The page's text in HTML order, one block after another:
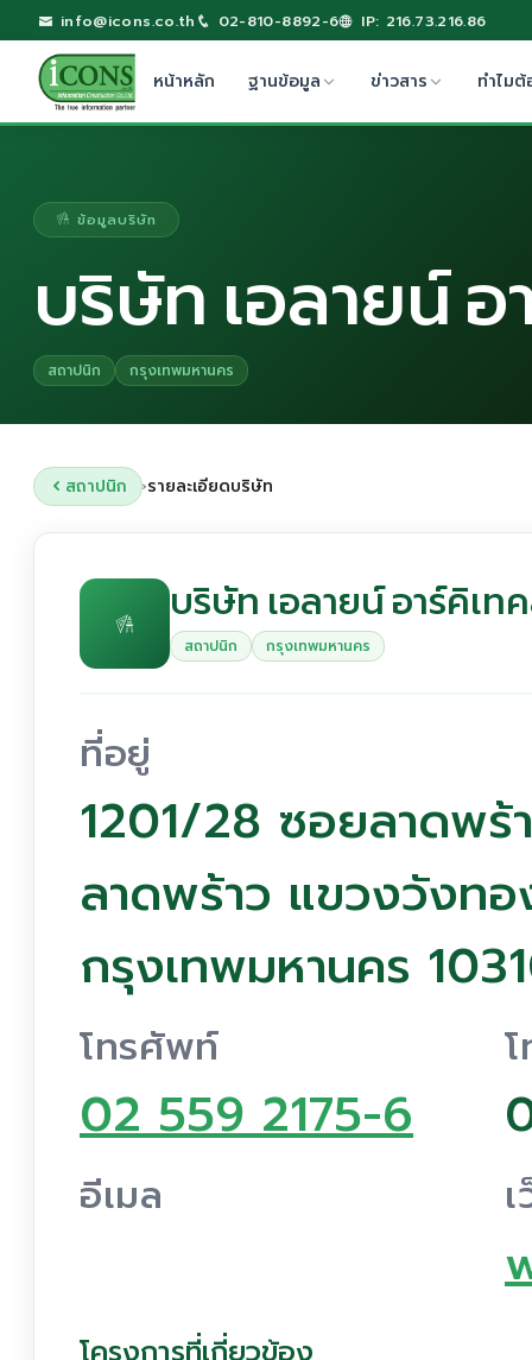
info@icons.co.th 02-810-8892-6 IP: 216.73.216.86
หน้าหลัก ฐานข้อมูล ข่าวสาร ทำไมต้
ข้อมูลบริษัท
บริษัท เอลายน์
สถาปนิก กรุงเทพมหานคร
สถาปนิก ›รายละเอียดบริษัท
บริษัท เอลายน์ อาร์คิเท
สถาปนิก กรุงเทพมหานคร
ที่อยู่
1201/28 ซอยลาดพ
ลาดพร้าว แขวงวังท
กรุงเทพมหานคร
โทรศัพท์
02 559 2175-6
อีเมล
โครงการที่เกี่ยวข้อง